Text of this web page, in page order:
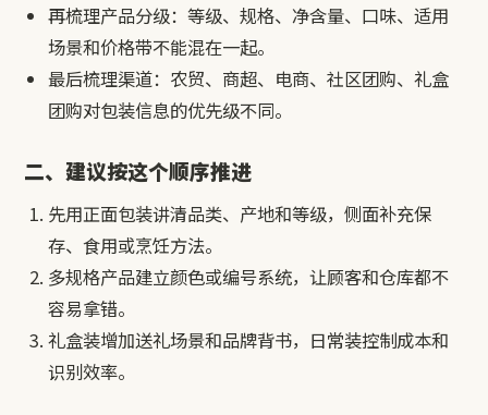
再梳理产品分级：等级、规格、净含量、口味、适用
场景和价格带不能混在一起。
最后梳理渠道：农贸、商超、电商、社区团购、礼盒
团购对包装信息的优先级不同。
二、建议按这个顺序推进
先用正面包装讲清品类、产地和等级，侧面补充保
存、食用或烹饪方法。
多规格产品建立颜色或编号系统，让顾客和仓库都不
容易拿错。
礼盒装增加送礼场景和品牌背书，日常装控制成本和
识别效率。